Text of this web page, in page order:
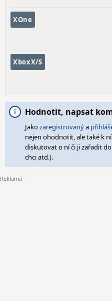
XOne
XboxX/S
Hodnotit, napsat
Jakozaregistrovanýa
nejen ohodnotit, ale také k
diskutovat o ní či ji zařadit
chci atd.).